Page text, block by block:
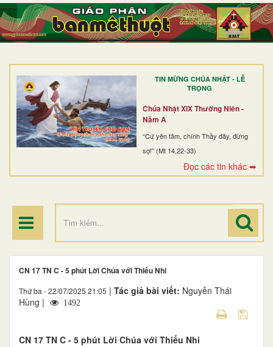
TIN MỪNG CHÚA NHẬT - LỄ
TRỌNG
Chúa Nhật XIX Thường Niên -
Năm A
“Cứ yên tâm, chính Thầy đây, đừng
sợ!” (Mt 14,22-33)
Đọc các tin khác ➥
TRANG NHẤT
GIỚI THIỆU
DÒNG TU
BAN MỤC VỤ
ĐOÀN THỂ CG
ĐIỂM HÀNH HƯƠNG
CN 17 TN C - 5 phút Lời Chúa với Thiếu Nhi
Thứ ba - 22/07/2025 21:05 | Tác giả bài viết: Nguyễn Thái
Hùng |
1492
CN 17 TN C - 5 phút Lời Chúa với Thiếu Nhi